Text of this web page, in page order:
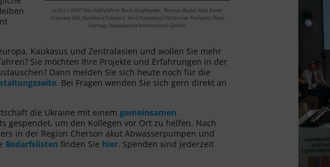
(v.l.n.r.) GWP-Geschäftsführer Boris Greifeneder, Thomas Beutel, Anja Eimer
(Siemens AG), Burkhard Schwarz, Vera Polyakova (Herborner Pumpen), Peter
Hartwig (aqua&waste International GmbH)
Kaukasus und Zentralasien und wollen Sie mehr
Sie möchten Ihre Projekte und Erfahrungen in der
Dann melden Sie sich heute noch für die
. Bei Fragen wenden Sie sich gern direkt an
die Ukraine mit einem gemeinsamen
gespendet, um den Kollegen vor Ort zu helfen. Nach
in der Region Cherson akut Abwasserpumpen und
Bedarfslisten finden Sie hier. Spenden sind jederzeit